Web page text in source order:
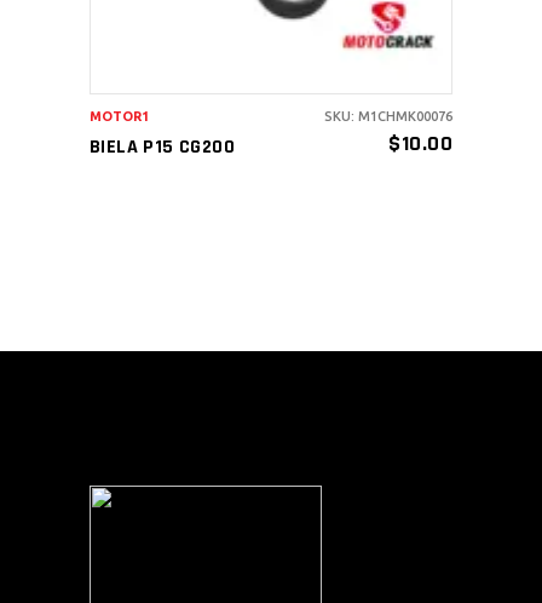
BIELA P15 CG200 $10.00
MOTOR1 SKU: M1CHMK00076